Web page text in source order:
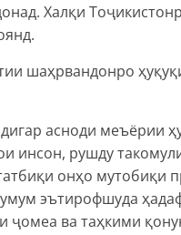
Халқи
шаҳрвандонро
асноди меъёрии
инсон, рушду
онҳо мутобиқи
эътирофшуда
ҷомеа ва таҳкими